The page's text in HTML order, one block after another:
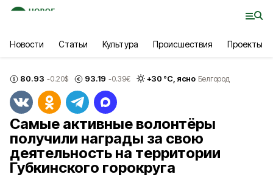
Новости Статьи Культура Происшествия Проекты
80.93 -0.20$ 93.19 -0.39€ +30 °С, ясно Белгород
Самые активные волонтёры
получили награды за свою
деятельность на территории
Губкинского горокруга